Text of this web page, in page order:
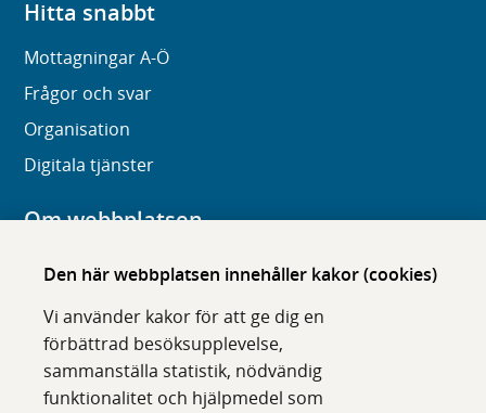
Den här webbplatsen innehåller kakor (cookies)
Vi använder kakor för att ge dig en
förbättrad besöksupplevelse,
sammanställa statistik, nödvändig
funktionalitet och hjälpmedel som
Hitta snabbt
Mottagningar A-Ö
Frågor och svar
Organisation
Digitala tjänster
Om webbplatsen
Om karolinska.se
Tillgänglighet
Om cookies